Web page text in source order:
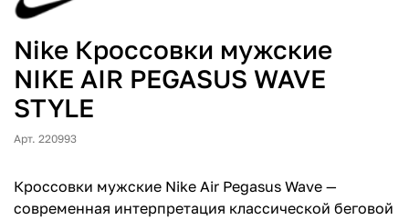
Nike Кроссовки мужские
NIKE AIR PEGASUS WAVE
STYLE
Арт. 220993
Кроссовки мужские Nike Air Pegasus Wave —
современная интерпретация классической беговой